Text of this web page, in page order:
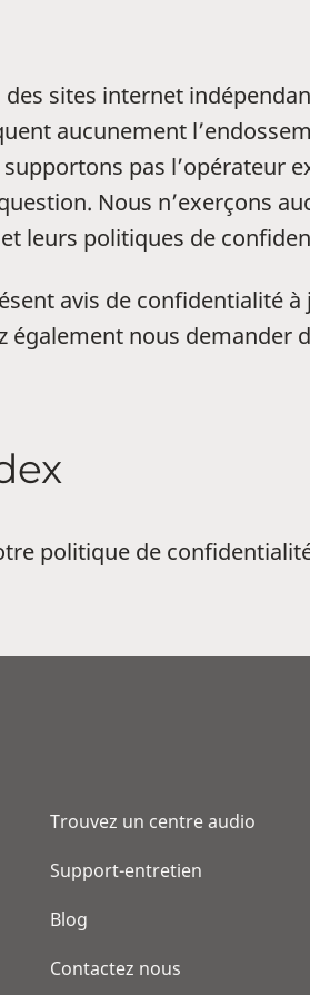
sites internet
aucunement
pas
Nous n’exerçons
leurs politiques de
avis de confidentialité
également nous
politique de
Trouvez un centre audio
Support-entretien
Blog
Contactez nous